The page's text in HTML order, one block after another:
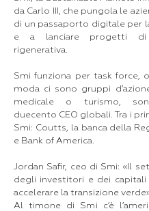
da Carlo III, che pungola le
di un passaporto digitale per
e a lanciare progetti di
rigenerativa.
Smi funziona per task force,
moda ci sono gruppi
medicale o turismo,
duecento CEO globali. Tra i
Smi: Coutts, la banca della
e Bank of America.
Jordan Safir, ceo di Smi: «Il
degli investitori e dei capitali
accelerare la transizione
Al timone di Smi c’è